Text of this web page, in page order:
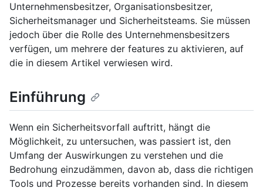
Unternehmensbesitzer, Organisationsbesitzer,
Sicherheitsmanager und Sicherheitsteams. Sie müssen
jedoch über die Rolle des Unternehmensbesitzers
verfügen, um mehrere der features zu aktivieren, auf
die in diesem Artikel verwiesen wird.
Einführung
Wenn ein Sicherheitsvorfall auftritt, hängt die
Möglichkeit, zu untersuchen, was passiert ist, den
Umfang der Auswirkungen zu verstehen und die
Bedrohung einzudämmen, davon ab, dass die richtigen
Tools und Prozesse bereits vorhanden sind. In diesem